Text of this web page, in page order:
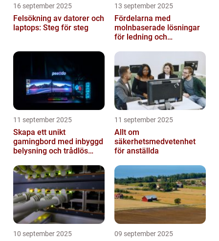
16 september 2025
Felsökning av datorer och
laptops: Steg för steg
13 september 2025
Fördelarna med
molnbaserade lösningar
för ledning och
11 september 2025
Skapa ett unikt
gamingbord med inbyggd
belysning och trådlös
11 september 2025
Allt om
säkerhetsmedvetenhet
för anställda
10 september 2025 09 september 2025